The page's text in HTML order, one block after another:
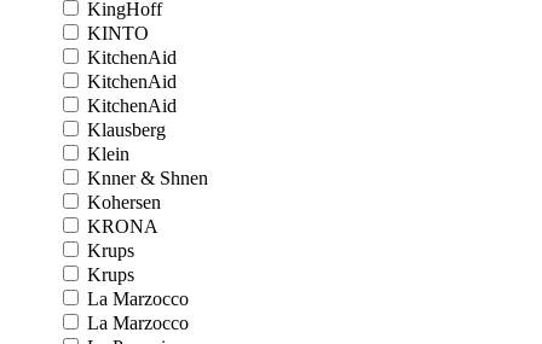
KingHoff
KINTO
KitchenAid
KitchenAid
KitchenAid
Klausberg
Klein
Knner & Shnen
Kohersen
KRONA
Krups
Krups
La Marzocco
La Marzocco